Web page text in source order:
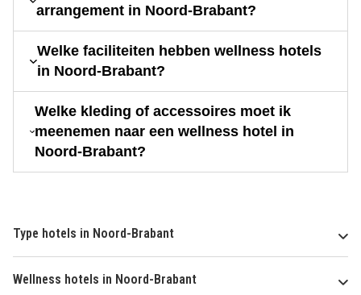
arrangement in Noord-Brabant?
Welke faciliteiten hebben wellness hotels
in Noord-Brabant?
Welke kleding of accessoires moet ik
meenemen naar een wellness hotel in
Noord-Brabant?
Type hotels in Noord-Brabant
Wellness hotels in Noord-Brabant